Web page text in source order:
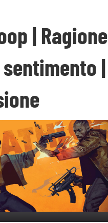
| Ragione
|